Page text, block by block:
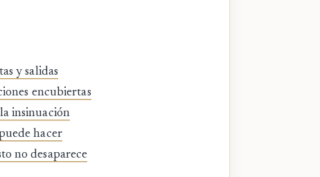
y salidas
encubiertas
insinuación
hacer
no desaparece